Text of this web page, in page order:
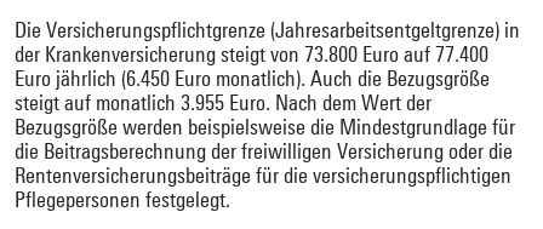
Die Versicherungspflichtgrenze (Jahresarbeitsentgeltgrenze) in
der Krankenversicherung steigt von 73.800 Euro auf 77.400
Euro jährlich (6.450 Euro monatlich). Auch die Bezugsgröße
steigt auf monatlich 3.955 Euro. Nach dem Wert der
Bezugsgröße werden beispielsweise die Mindestgrundlage für
die Beitragsberechnung der freiwilligen Versicherung oder die
Rentenversicherungsbeiträge für die versicherungspflichtigen
Pflegepersonen festgelegt.